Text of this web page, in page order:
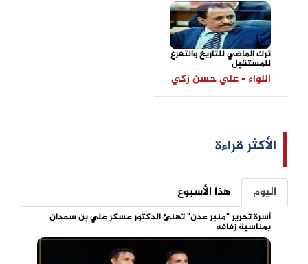
ترك الماضي للتاريخ والتفرغ
للمستقبل
اللواء - علي حسن زكي
الأكثر قراءة
اليوم هذا الأسبوع
أسرة تحرير "منبر عدن" تهنئ الدكتور عسكر علي بن سعدان
بمناسبة زفافه